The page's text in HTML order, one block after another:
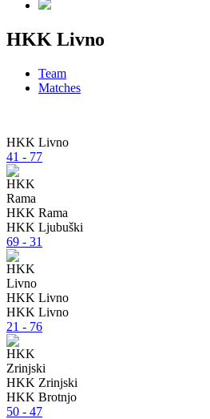
HKK Livno
Team
Matches
HKK Livno
41 - 77
HKK Rama
HKK Ljubuški
69 - 31
HKK Livno
HKK Livno
21 - 76
HKK Zrinjski
HKK Brotnjo
50 - 47